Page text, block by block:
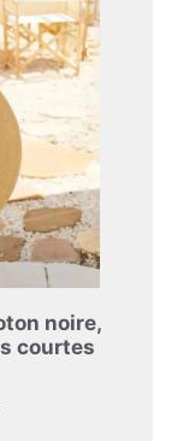
noire,
courtes